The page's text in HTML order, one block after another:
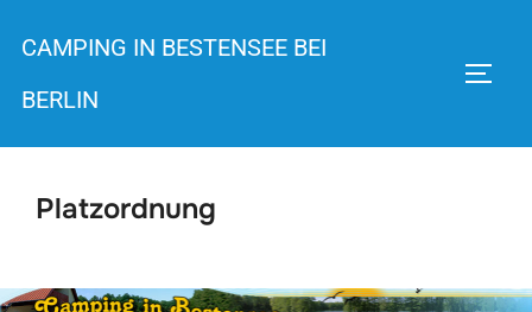
InhaltCAMPING IN BESTENSEE BEI
BERLIN
Platzordnung